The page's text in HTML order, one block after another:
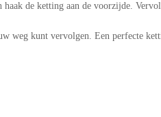
de ketting aan de voorzijde.
weg kunt vervolgen. Een perfecte